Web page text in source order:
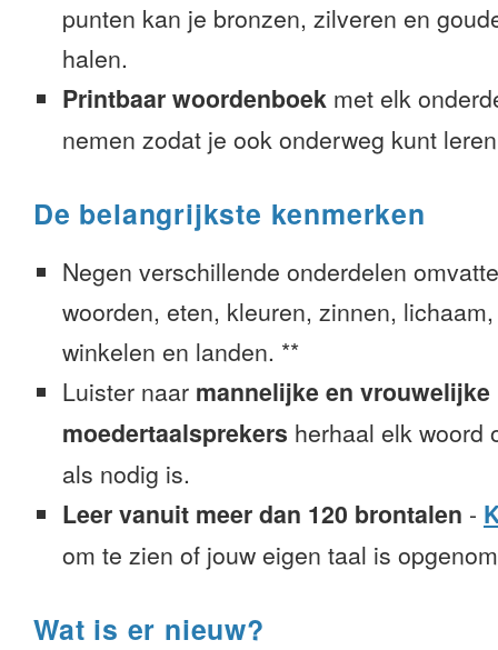
punten kan je bronzen, zilveren en
halen.
Printbaar woordenboek met elk
nemen zodat je ook onderweg kunt
De belangrijkste kenmerken
Negen verschillende onderdelen
woorden, eten, kleuren, zinnen,
winkelen en landen. **
Luister naar mannelijke en vrouwelijke
moedertaalsprekers herhaal elk woord
als nodig is.
Leer vanuit meer dan 120 brontalen -
om te zien of jouw eigen taal is
Wat is er nieuw?